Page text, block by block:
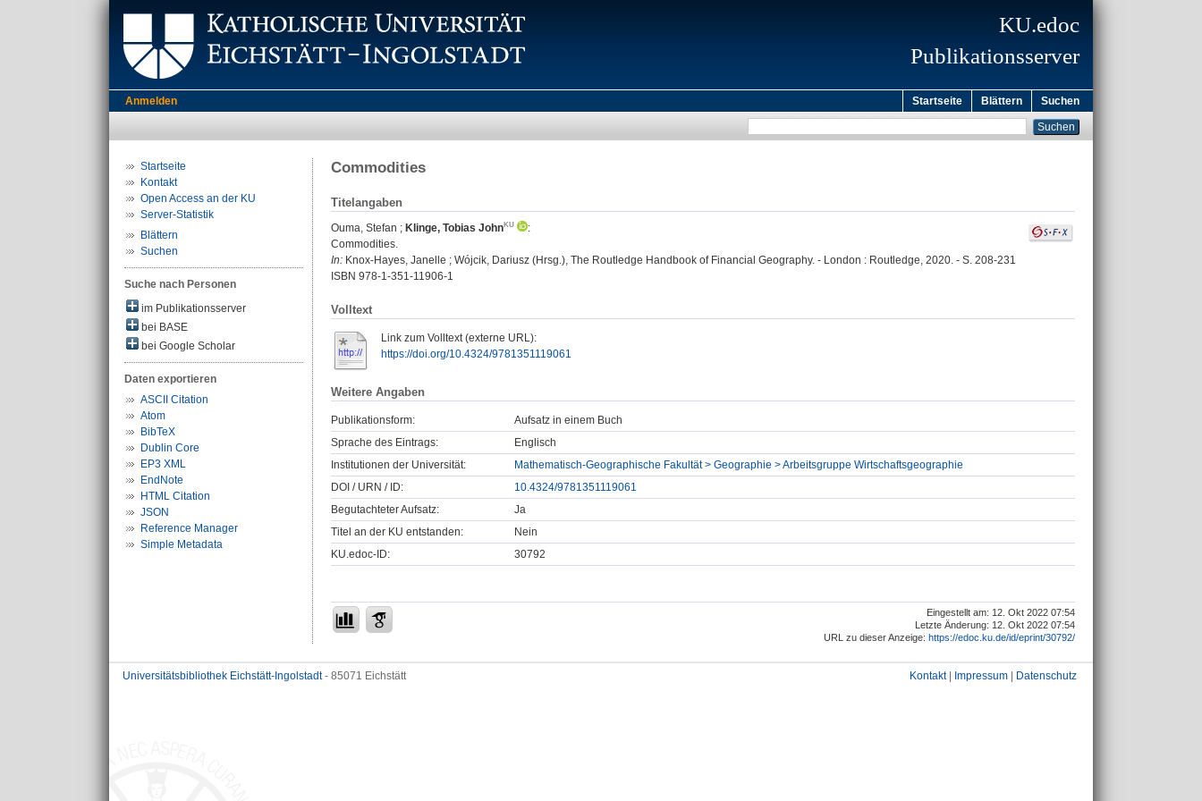
KU.edoc
Publikationsserver
Anmelden Startseite Blättern Suchen
Startseite
Kontakt
Open Access an der KU
Server-Statistik
Blättern
Suchen
Suche nach Personen
im Publikationsserver
bei BASE
bei Google Scholar
Daten exportieren
ASCII Citation
Atom
BibTeX
Dublin Core
EP3 XML
EndNote
HTML Citation
JSON
Reference Manager
Simple Metadata
Commodities
Titelangaben
Ouma, Stefan ; Klinge, Tobias John
:
Commodities.
In: Knox-Hayes, Janelle ; Wójcik, Dariusz (Hrsg.), The Routledge Handbook of Financial Geography. - London : Routledge, 2020. - S. 208-231
ISBN 978-1-351-11906-1
Volltext
Link zum Volltext (externe URL):
https://doi.org/10.4324/9781351119061
Weitere Angaben
Publikationsform:
Aufsatz in einem Buch
Sprache des Eintrags:
Englisch
Institutionen der Universität:
Mathematisch-Geographische Fakultät > Geographie > Arbeitsgruppe Wirtschaftsgeographie
DOI / URN / ID:
10.4324/9781351119061
Begutachteter Aufsatz:
Ja
Titel an der KU entstanden:
Nein
KU.edoc-ID:
30792
Eingestellt am: 12. Okt 2022 07:54
Letzte Änderung: 12. Okt 2022 07:54
URL zu dieser Anzeige: https://edoc.ku.de/id/eprint/30792/
Universitätsbibliothek Eichstätt-Ingolstadt- 85071 Eichstätt Kontakt| Impressum Datenschutz